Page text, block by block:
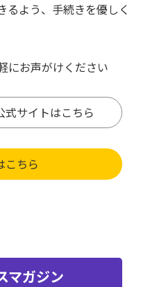
るよう、手続きを優しく
にお声がけください
式サイトはこちら
こちら
マガジン